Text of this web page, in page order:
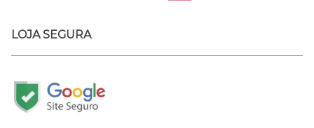
LOJA SEGURA